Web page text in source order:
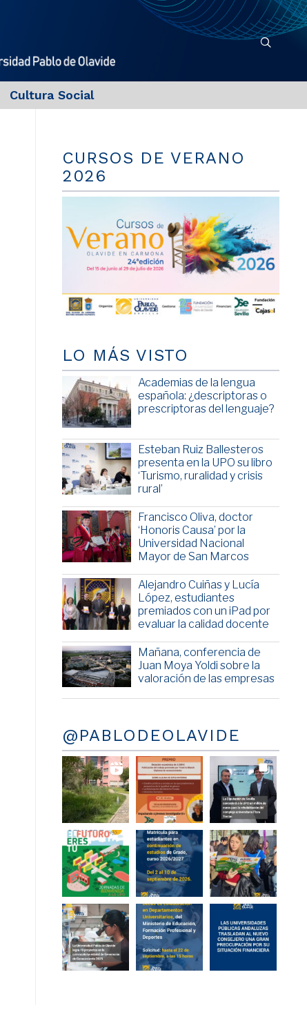
Cultura Social
CURSOS DE VERANO
2026
LO MÁS VISTO
Academias de la lengua
española: ¿descriptoras o
prescriptoras del lenguaje?
Esteban Ruiz Ballesteros
presenta en la UPO su libro
‘Turismo, ruralidad y crisis
rural’
Francisco Oliva, doctor
‘Honoris Causa’ por la
Universidad Nacional
Mayor de San Marcos
Alejandro Cuiñas y Lucía
López, estudiantes
premiados con un iPad por
evaluar la calidad docente
Mañana, conferencia de
Juan Moya Yoldi sobre la
valoración de las empresas
@PABLODEOLAVIDE